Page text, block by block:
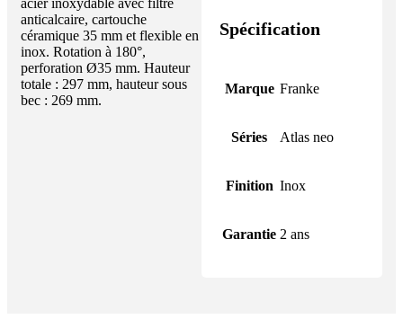
acier inoxydable avec filtre
anticalcaire, cartouche
céramique 35 mm et flexible en
inox. Rotation à 180°,
perforation Ø35 mm. Hauteur
totale : 297 mm, hauteur sous
bec : 269 mm.
Spécification
Marque Franke
Séries Atlas neo
Finition Inox
Garantie 2 ans